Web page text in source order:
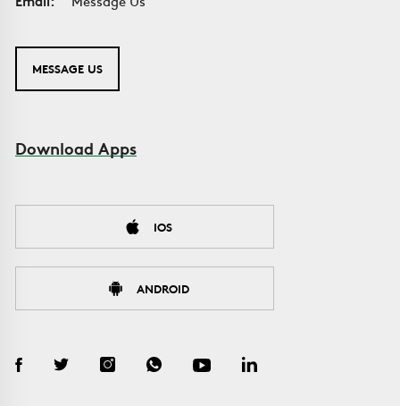
MESSAGE US
Download Apps
IOS
ANDROID